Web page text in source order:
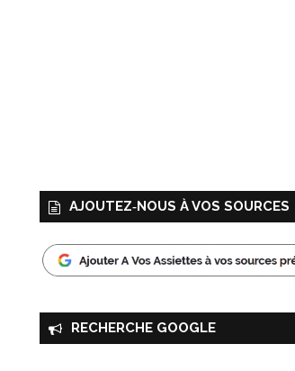
AJOUTEZ‑NOUS À VOS SOURCES
RECHERCHE GOOGLE